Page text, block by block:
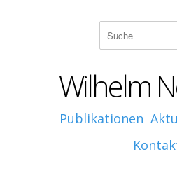
Wilhelm
Publikationen